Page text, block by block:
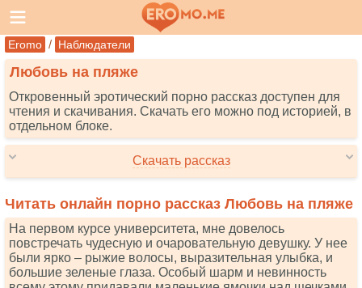
Eromo / Наблюдатели
Любовь на пляже
Откровенный эротический порно рассказ доступен для
чтения и скачивания. Скачать его можно под историей, в
отдельном блоке.
Скачать рассказ
Читать онлайн порно рассказ Любовь на пляже
На первом курсе университета, мне довелось
повстречать чудесную и очаровательную девушку. У нее
были ярко – рыжие волосы, выразительная улыбка, и
большие зеленые глаза. Особый шарм и невинность